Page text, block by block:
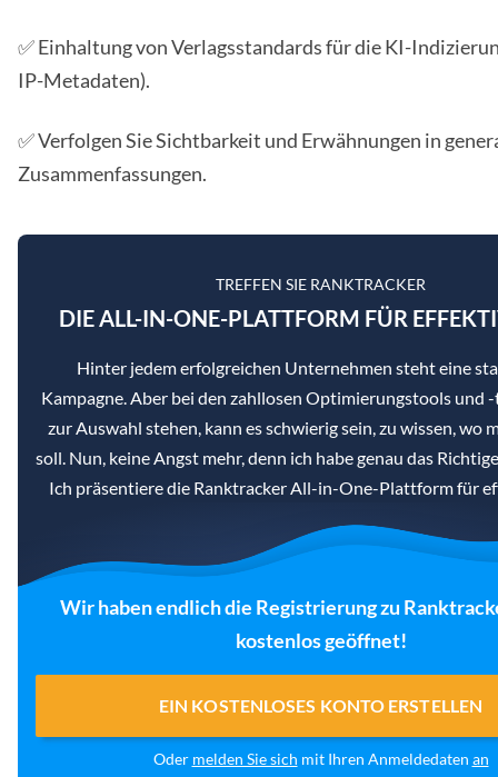
✅ Einhaltung von Verlagsstandards für die KI-
IP-Metadaten).
✅ Verfolgen Sie Sichtbarkeit und Erwähnungen in
Zusammenfassungen.
TREFFEN SIE RANKTRACKER
DIE ALL-IN-ONE-PLATTFORM FÜR
Hinter jedem erfolgreichen Unternehmen steht eine
Kampagne. Aber bei den zahllosen Optimierungstools und
zur Auswahl stehen, kann es schwierig sein, zu wissen, wo
soll. Nun, keine Angst mehr, denn ich habe genau das
Ich präsentiere die Ranktracker All-in-One-Plattform für
Wir haben endlich die Registrierung zu
kostenlos geöffnet!
EIN KOSTENLOSES KONTO ERSTELLEN
Oder melden Sie sich mit Ihren Anmeldedaten an